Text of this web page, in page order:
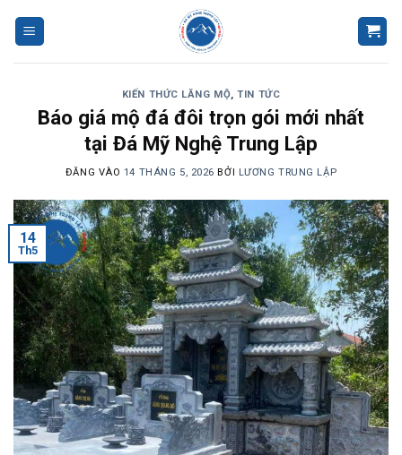
KIẾN THỨC LĂNG MỘ,TIN TỨC
Báo giá mộ đá đôi trọn gói mới nhất
tại Đá Mỹ Nghệ Trung Lập
ĐĂNG VÀO 14 THÁNG 5, 2026 BỞI LƯƠNG TRUNG LẬP
14
Th5